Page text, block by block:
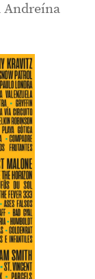
Andreína